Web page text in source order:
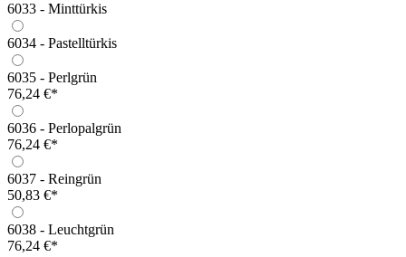
6033 - Minttürkis
6034 - Pastelltürkis
6035 - Perlgrün
76,24 €*
6036 - Perlopalgrün
76,24 €*
6037 - Reingrün
50,83 €*
6038 - Leuchtgrün
76,24 €*